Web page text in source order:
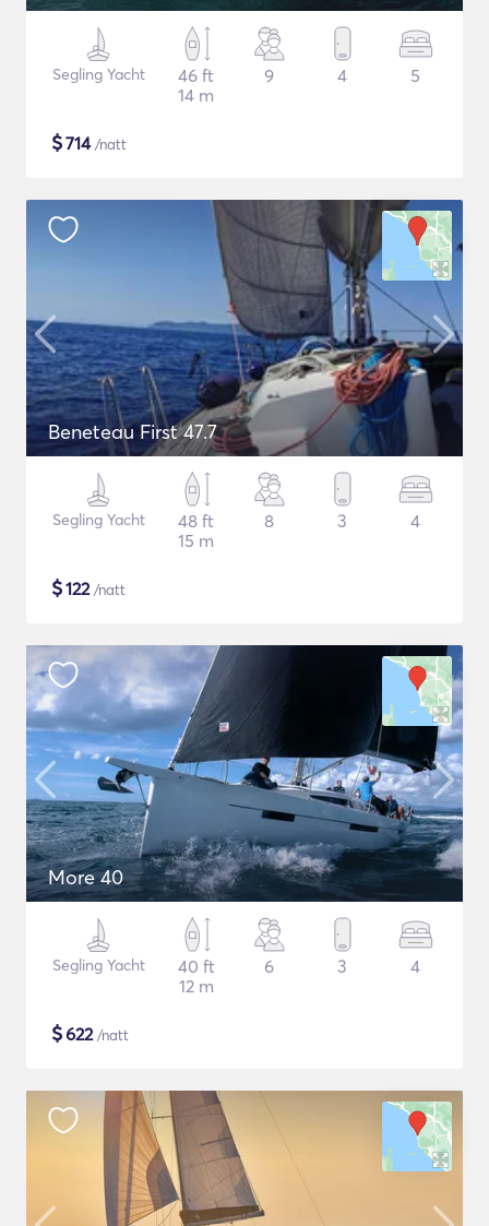
Segling Yacht
46 ft
14 m
9 4 5
$714/natt
Beneteau First 47.7
Segling Yacht
48 ft
15 m
8 3 4
$122/natt
More 40
Segling Yacht
40 ft
12 m
6 3 4
$622/natt